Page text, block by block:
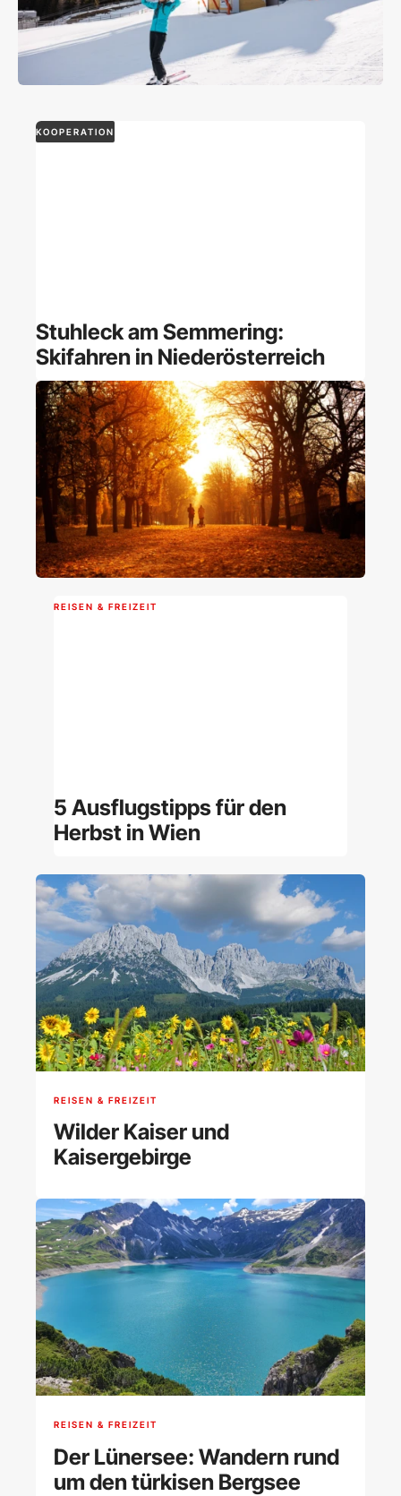
KOOPERATION
Stuhleck am Semmering:
Skifahren in Niederösterreich
REISEN & FREIZEIT
5 Ausflugstipps für den
Herbst in Wien
REISEN & FREIZEIT
Wilder Kaiser und
Kaisergebirge
REISEN & FREIZEIT
Der Lünersee: Wandern rund
um den türkisen Bergsee